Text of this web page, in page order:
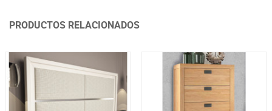
PRODUCTOS RELACIONADOS